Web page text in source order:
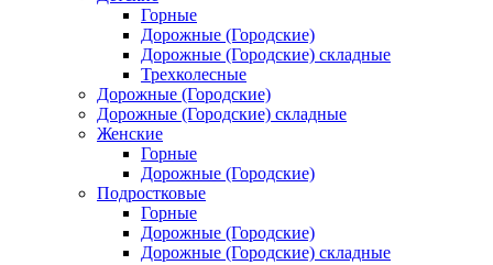
Горные
Дорожные (Городские)
Дорожные (Городские) складные
Трехколесные
Дорожные (Городские)
Дорожные (Городские) складные
Женские
Горные
Дорожные (Городские)
Подростковые
Горные
Дорожные (Городские)
Дорожные (Городские) складные